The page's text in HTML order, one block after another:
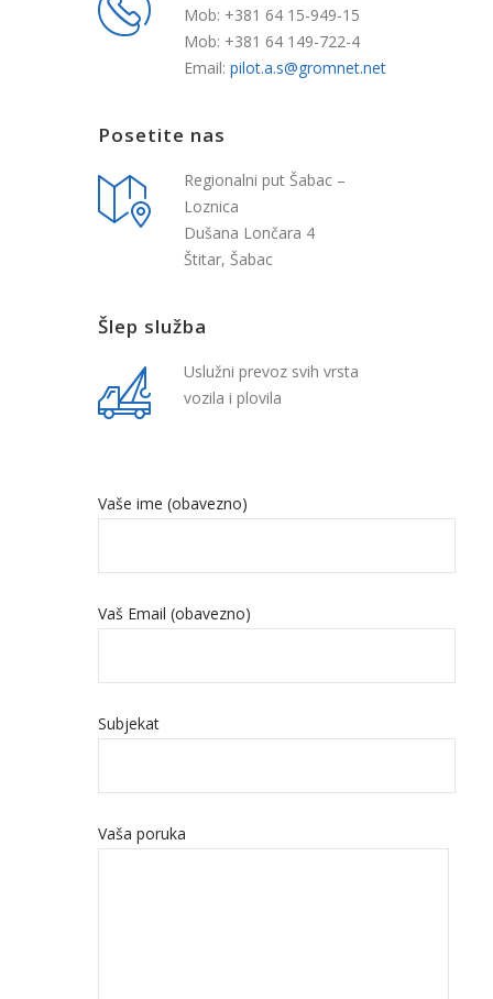
Mob: +381 64 15-949-15
Mob: +381 64 149-722-4
Email: pilot.a.s@gromnet.net
Posetite nas
Regionalni put Šabac –
Loznica
Dušana Lončara 4
Štitar, Šabac
Šlep služba
Uslužni prevoz svih vrsta
vozila i plovila
Vaše ime (obavezno)
Vaš Email (obavezno)
Subjekat
Vaša poruka